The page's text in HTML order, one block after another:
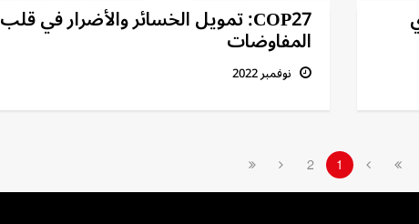
COP27: تمويل الخسائر والأضرار في قلب
المفاوضات
نوفمبر 2022
1
2